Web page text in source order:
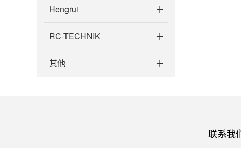
Hengrui
RC-TECHNIK
其他
联系我